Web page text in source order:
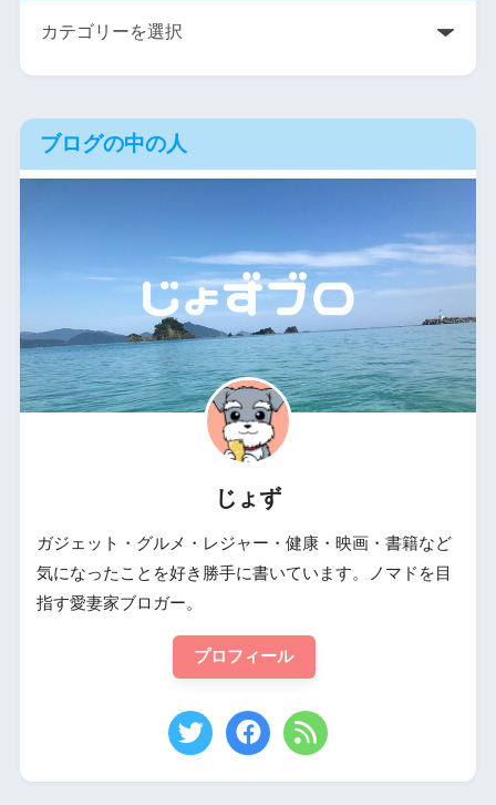
ブログの中の人
じょず
ガジェット・グルメ・レジャー・健康・映画・書籍など
気になったことを好き勝手に書いています。ノマドを目
指す愛妻家ブロガー。
プロフィール